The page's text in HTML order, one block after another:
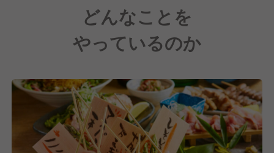
どんなことを
やっているのか